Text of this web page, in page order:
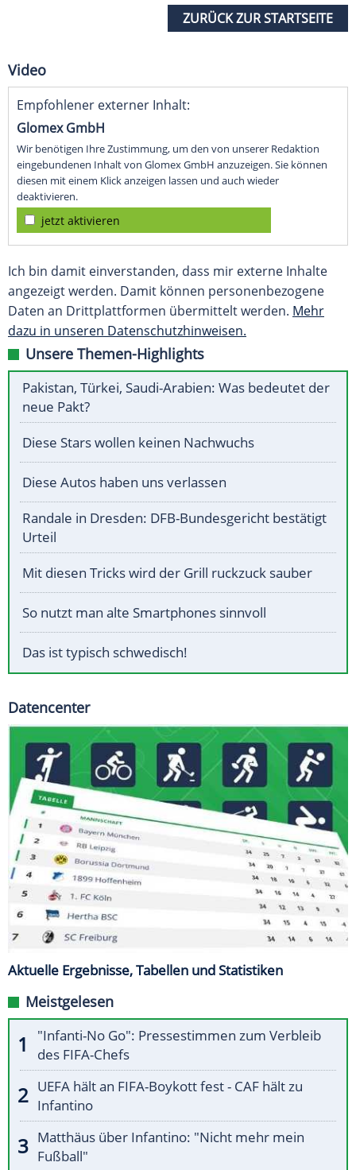
ZURÜCK ZUR STARTSEITE
Video
Empfohlener externer Inhalt:
Glomex GmbH
Wir benötigen Ihre Zustimmung, um den von unserer Redaktion
eingebundenen Inhalt von Glomex GmbH anzuzeigen. Sie können
diesen mit einem Klick anzeigen lassen und auch wieder
deaktivieren.
jetzt aktivieren
Ich bin damit einverstanden, dass mir externe Inhalte
angezeigt werden. Damit können personenbezogene
Daten an Drittplattformen übermittelt werden. Mehr
dazu in unseren Datenschutzhinweisen.
Unsere Themen-Highlights
Pakistan, Türkei, Saudi-Arabien: Was bedeutet der
neue Pakt?
Diese Stars wollen keinen Nachwuchs
Diese Autos haben uns verlassen
Randale in Dresden: DFB-Bundesgericht bestätigt
Urteil
Mit diesen Tricks wird der Grill ruckzuck sauber
So nutzt man alte Smartphones sinnvoll
Das ist typisch schwedisch!
Datencenter
Aktuelle Ergebnisse, Tabellen und Statistiken
Meistgelesen
"Infanti-No Go": Pressestimmen zum Verbleib
des FIFA-Chefs
UEFA hält an FIFA-Boykott fest - CAF hält zu
Infantino
Matthäus über Infantino: "Nicht mehr mein
Fußball"